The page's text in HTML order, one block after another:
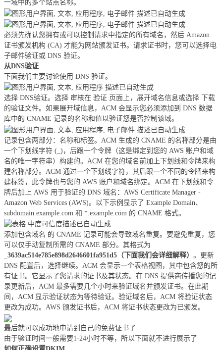
一域中的多个站点名称。
必须先确认您拥有或可以控制请求中指定的所有域名，然后 Amazon
证书颁发机构 (CA) 才能为网站颁发证书。请求证书时，您可以选择电
子邮件验证或 DNS 验证。
从DNS验证
下面我们主要讨论使用 DNS 验证。
选择 DNS验证。选择 审核在 验证 页面上，展开域名信息或选择 下载
的验证文件。如果展开域信息，ACM 会显示您必须添加到 DNS 数据
库中的 CNAME 记录的名称和值以验证您是否控制该域。
记录包含两部分：名称和标签。ACM 生成的 CNAME 的名称部分是由
一个下划线字符 (_)，后跟一个令牌（这是绑定到您的 AWS 账户和域
名的唯一字符串）构建的。ACM 在您的域名前加上下划线和令牌来构
建名称部分。ACM 通过一个下划线字符，其后跟一个不同的令牌来构
建标签，此令牌也与您的 AWS 账户和域名绑定。ACM 在下划线和令
牌后加上 AWS 用于验证的 DNS 域名：AWS Certificate Manager -
Amazon Web Services (AWS)。以下示例显示了 Example Domain、
subdomain.example.com 和 *.example.com 的 CNAME 格式。
添加包含域名 的 CNAME 记录可能会导致域名重复。要避免重复，您
可以仅手动复制所需的 CNAME 部分。其格式为
3639ac514e785e898d2646601fa951d5（下面我们会详细解释） 。更新
DNS 配置后，选择继续。ACM 会显示一个表格视图，其中包含您的所
有证书。它显示了您请求的证书及其状态。在 DNS 提供商传播您的记
录更新后，ACM 最多需要几个小时来验证域名并颁发证书。在此期
间，ACM 显示验证状态为等待验证。验证域名后，ACM 将验证状态
更改为成功。AWS 颁发证书后，ACM 将证书状态更改为已颁发。
最后就可以成功地申请到自己的免费证书了
由于验证时间一般需要1-24小时不等，所以下面就不进行展示了